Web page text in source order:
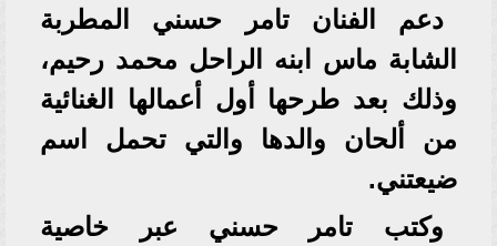
دعم الفنان تامر حسني المطربة
الشابة ماس ابنه الراحل محمد رحيم،
وذلك بعد طرحها أول أعمالها الغنائية
من ألحان والدها والتي تحمل اسم
ضيعتني.
وكتب تامر حسني عبر خاصية